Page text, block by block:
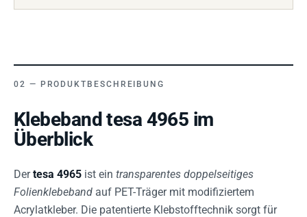
PRODUKTBESCHREIBUNG
Klebeband tesa 4965 im
Überblick
Dertesa 4965 ist ein transparentes doppelseitiges
Folienklebeband auf PET-Träger mit modifiziertem
Acrylatkleber. Die patentierte Klebstofftechnik sorgt für